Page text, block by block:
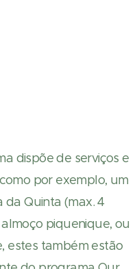
dispõe de serviços e
por exemplo, um
Quinta (max. 4
piquenique, ou
estes também estão